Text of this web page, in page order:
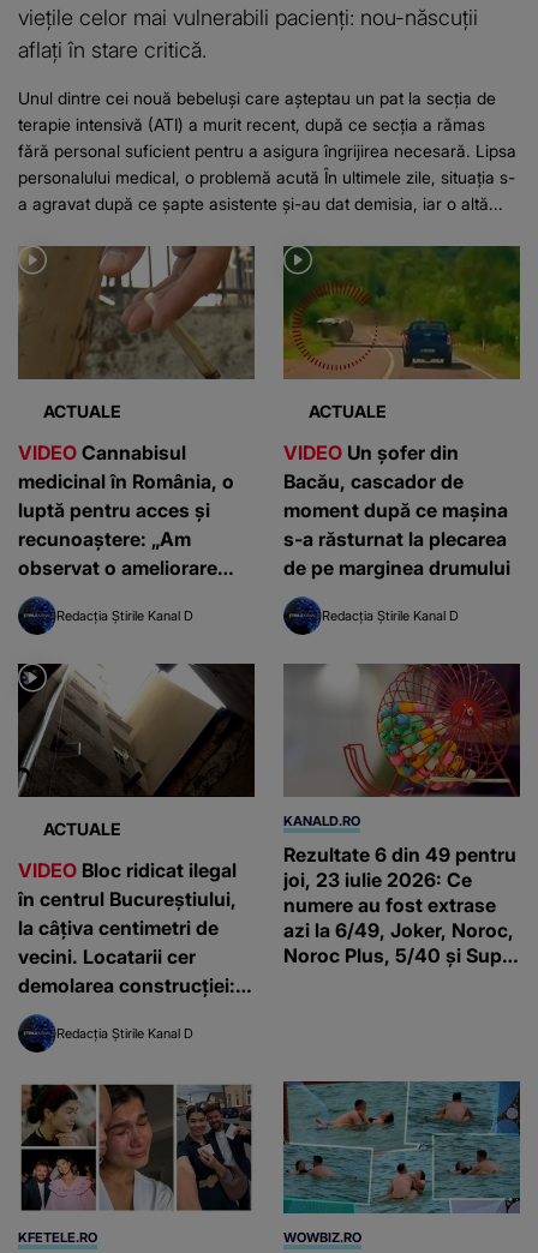
viețile celor mai vulnerabili pacienți: nou-născuții
aflați în stare critică.
Unul dintre cei nouă bebeluși care așteptau un pat la secția de
terapie intensivă (ATI) a murit recent, după ce secția a rămas
fără personal suficient pentru a asigura îngrijirea necesară. Lipsa
personalului medical, o problemă acută În ultimele zile, situația s-
a agravat după ce șapte asistente și-au dat demisia, iar o altă...
ACTUALE
VIDEO Cannabisul
medicinal în România, o
luptă pentru acces și
recunoaștere: „Am
observat o ameliorare
semnificativă”
Redacția Știrile Kanal D
ACTUALE
VIDEO Un șofer din
Bacău, cascador de
moment după ce mașina
s-a răsturnat la plecarea
de pe marginea drumului
Redacția Știrile Kanal D
ACTUALE
VIDEO Bloc ridicat ilegal
în centrul Bucureștiului,
la câțiva centimetri de
vecini. Locatarii cer
demolarea construcției:
”Este de penal”
Redacția Știrile Kanal D
KANALD.RO
Rezultate 6 din 49 pentru
joi, 23 iulie 2026: Ce
numere au fost extrase
azi la 6/49, Joker, Noroc,
Noroc Plus, 5/40 și Super
KFETELE.RO WOWBIZ.RO